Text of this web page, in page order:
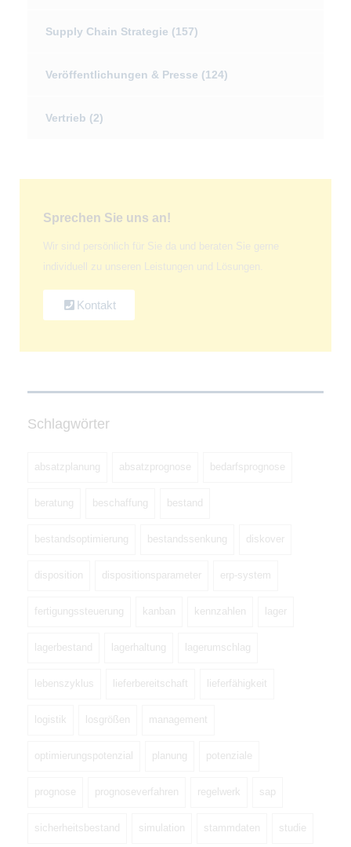
Supply Chain Strategie (157)
Veröffentlichungen & Presse (124)
Vertrieb (2)
Sprechen Sie uns an!
Wir sind persönlich für Sie da und beraten Sie gerne
individuell zu unseren Leistungen und Lösungen.
Kontakt
Schlagwörter
absatzplanung absatzprognose bedarfsprognose
beratung beschaffung bestand
bestandsoptimierung bestandssenkung diskover
disposition dispositionsparameter erp-system
fertigungssteuerung kanban kennzahlen lager
lagerbestand lagerhaltung lagerumschlag
lebenszyklus lieferbereitschaft lieferfähigkeit
logistik losgrößen management
optimierungspotenzial planung potenziale
prognose prognoseverfahren regelwerk sap
sicherheitsbestand simulation stammdaten studie